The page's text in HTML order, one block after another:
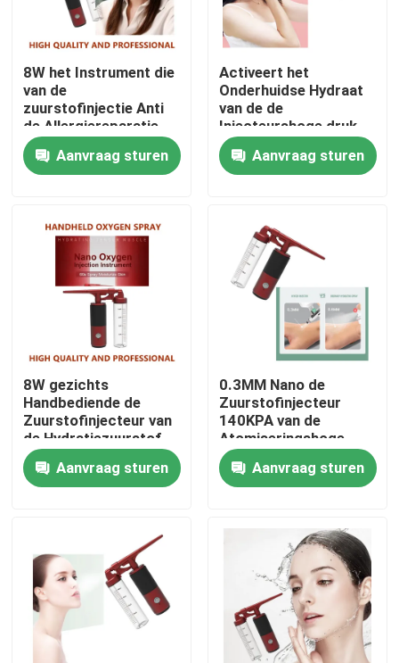
Huis
Producten
Ongeveer ons
Fabrieksreis
Kwaliteitscontrole
Contacteer ons
Nieuws
Verzoek om een Citaat
Achtermassager-Stootkussen
Het Instrument van de gezichtsschoonheid
8W het Instrument die
van de
zuurstofinjectie Anti
de Allergiereparatie
witten van de Huid
Diepe Hydratie
Aanvraag sturen
Activeert het
Onderhuidse Hydraat
van de de
Injecteurshoge druk
van de Cellenzuurstof
voedenAanvraag sturen
8W gezichts
Handbediende de
Zuurstofinjecteur van
de Hydratiezuurstof
Aanvraag sturen
0.3MM Nano de
Zuurstofinjecteur
140KPA van de
Atomiseringshoge
druk
Aanvraag sturen